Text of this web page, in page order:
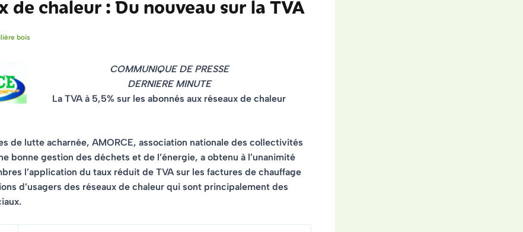
de chaleur : Du nouveau sur la TVA
bois
COMMUNIQUE DE PRESSE
DERNIERE MINUTE
La TVA à 5,5% sur les abonnés aux réseaux de chaleur
de lutte acharnée, AMORCE, association nationale des collectivités
bonne gestion des déchets et de l’énergie, a obtenu à l’unanimité
l’application du taux réduit de TVA sur les factures de chauffage
d’usagers des réseaux de chaleur qui sont principalement des